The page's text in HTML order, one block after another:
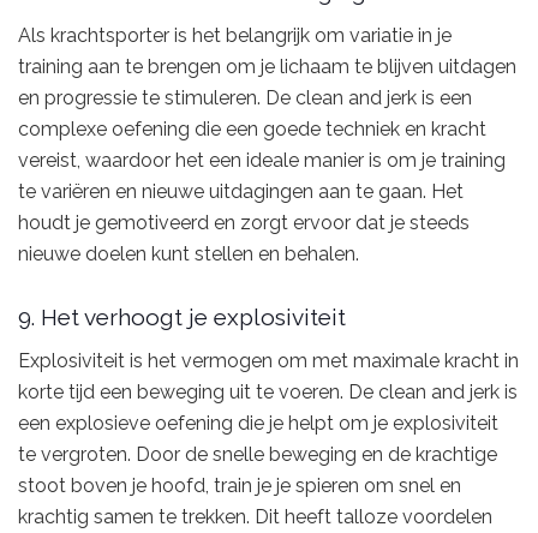
Als krachtsporter is het belangrijk om variatie in je
training aan te brengen om je lichaam te blijven uitdagen
en progressie te stimuleren. De clean and jerk is een
complexe oefening die een goede techniek en kracht
vereist, waardoor het een ideale manier is om je training
te variëren en nieuwe uitdagingen aan te gaan. Het
houdt je gemotiveerd en zorgt ervoor dat je steeds
nieuwe doelen kunt stellen en behalen.
9. Het verhoogt je explosiviteit
Explosiviteit is het vermogen om met maximale kracht in
korte tijd een beweging uit te voeren. De clean and jerk is
een explosieve oefening die je helpt om je explosiviteit
te vergroten. Door de snelle beweging en de krachtige
stoot boven je hoofd, train je je spieren om snel en
krachtig samen te trekken. Dit heeft talloze voordelen